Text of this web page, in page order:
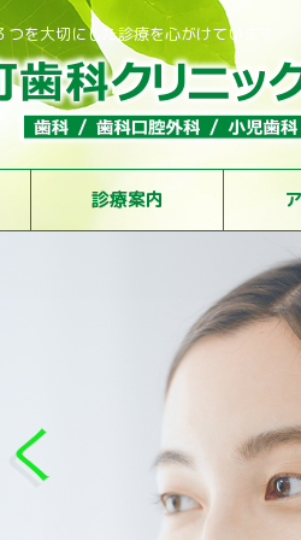
を大切にした診療を心がけています
診療案内